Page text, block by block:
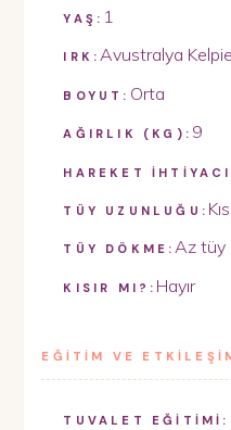
YAŞ: 1
IRK:Avustralya
BOYUT: Orta
AĞIRLIK (KG): 9
HAREKET
TÜY UZUNLUĞU:
TÜY DÖKME:Az tüy
KISIR MI?: Hayır
EĞİTİM VE
TUVALET EĞİTİMİ: